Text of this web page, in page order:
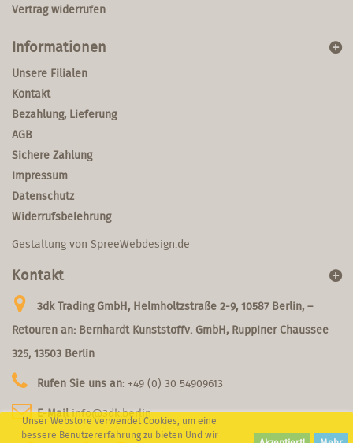
Unser Webstore verwendet Cookies, um eine
bessere Benutzererfahrung zu bieten Und wir
Vertrag widerrufen
Informationen
Unsere Filialen
Kontakt
Bezahlung, Lieferung
AGB
Sichere Zahlung
Impressum
Datenschutz
Widerrufsbelehrung
Gestaltung von SpreeWebdesign.de
Kontakt
3dk Trading GmbH, Helmholtzstraße 2-9, 10587 Berlin, –
Retouren an: Bernhardt Kunststoffv. GmbH, Ruppiner Chaussee
325, 13503 Berlin
Rufen Sie uns an: +49 (0) 30 54909613
E-Mailinfo@3dk.berlin